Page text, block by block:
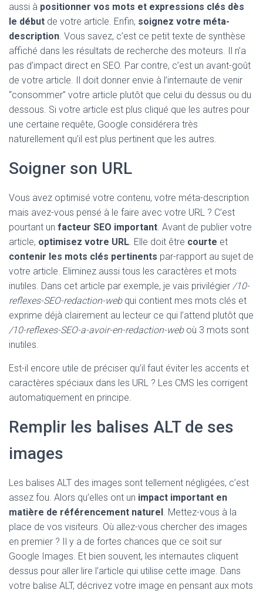
aussi à positionner vos mots et expressions clés dès
le début de votre article. Enfin, soignez votre méta-
description . Vous savez, c’est ce petit texte de synthèse
affiché dans les résultats de recherche des moteurs. Il n’a
pas d’impact direct en SEO. Par contre, c’est un avant-goût
de votre article. Il doit donner envie à l’internaute de venir
“consommer” votre article plutôt que celui du dessus ou du
dessous. Si votre article est plus cliqué que les autres pour
une certaine requête, Google considérera très
naturellement qu’il est plus pertinent que les autres.
Soigner son URL
Vous avez optimisé votre contenu, votre méta-description
mais avez-vous pensé à le faire avec votre URL ? C’est
pourtant un facteur SEO important . Avant de publier votre
article, optimisez votre URL . Elle doit être courte et
contenir les mots clés pertinents par-rapport au sujet de
votre article. Eliminez aussi tous les caractères et mots
inutiles. Dans cet article par exemple, je vais privilégier /10-
reflexes-SEO-redaction-webqui contient mes mots clés et
exprime déjà clairement au lecteur ce qui l’attend plutôt que
/10-reflexes-SEO-a-avoir-en-redaction-weboù 3 mots sont
inutiles.
Est-il encore utile de préciser qu’il faut éviter les accents et
caractères spéciaux dans les URL ? Les CMS les corrigent
automatiquement en principe.
Remplir les balises ALT de ses
images
Les balises ALT des images sont tellement négligées, c’est
assez fou. Alors qu’elles ont un impact important en
matière de référencement naturel . Mettez-vous à la
place de vos visiteurs. Où allez-vous chercher des images
en premier ? Il y a de fortes chances que ce soit sur
Google Images. Et bien souvent, les internautes cliquent
dessus pour aller lire l’article qui utilise cette image. Dans
votre balise ALT, décrivez votre image en pensant aux mots